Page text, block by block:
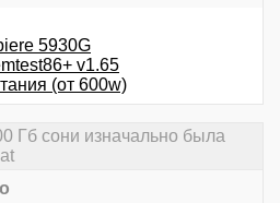
5930G
v1.65
(от 600w)
Гб сони изначально была